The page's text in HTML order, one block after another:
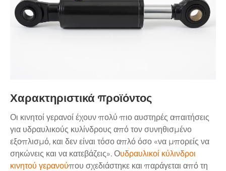
Χαρακτηριστικά προϊόντος
Οι κινητοί γερανοί έχουν πολύ πιο αυστηρές απαιτήσεις
για υδραυλικούς κυλίνδρους από τον συνηθισμένο
εξοπλισμό, και δεν είναι τόσο απλό όσο «να μπορείς να
σηκώνεις και να κατεβάζεις». Ουδραυλικοί κύλινδροι
κινητού γερανούπου σχεδιάστηκε και παράγεται από τη